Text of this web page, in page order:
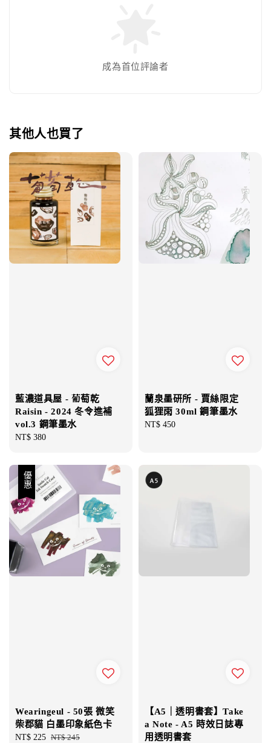
成為首位評論者
其他人也買了
藍濃道具屋 - 葡萄乾
Raisin - 2024 冬令進補
vol.3 鋼筆墨水
Regular
NT$ 380
蘭泉墨研所 - 賈絲限定
狐狸雨 30ml 鋼筆墨水
Regular
NT$ 450
優惠
Wearingeul - 50張 微笑
柴郡貓 白墨印象紙色卡
Sale
NT$ 225 Regular
NT$ 245
【A5｜透明書套】Take
a Note - A5 時效日誌專
用透明書套